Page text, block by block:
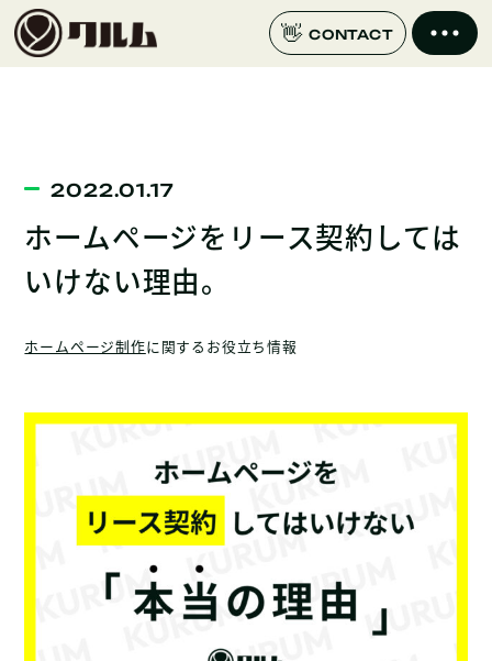
CONTACT
2022.01.17
ホームページをリース契約しては
いけない理由。
ホームページ制作に関するお役立ち情報